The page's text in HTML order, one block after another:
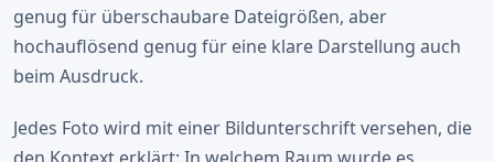
genug für überschaubare Dateigrößen, aber
hochauflösend genug für eine klare Darstellung auch
beim Ausdruck.
Jedes Foto wird mit einer Bildunterschrift versehen, die